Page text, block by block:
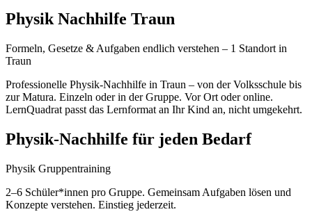
Physik Nachhilfe Traun
Formeln, Gesetze & Aufgaben endlich verstehen – 1 Standort in
Traun
Professionelle Physik-Nachhilfe in Traun – von der Volksschule bis
zur Matura. Einzeln oder in der Gruppe. Vor Ort oder online.
LernQuadrat passt das Lernformat an Ihr Kind an, nicht umgekehrt.
Physik-Nachhilfe für jeden Bedarf
Physik Gruppentraining
2–6 Schüler*innen pro Gruppe. Gemeinsam Aufgaben lösen und
Konzepte verstehen. Einstieg jederzeit.